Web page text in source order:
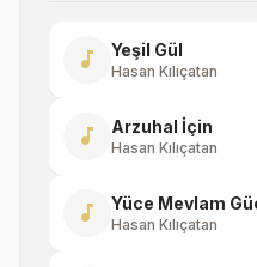
music_note Yeşil Gül
Hasan Kılıçatan
music_note Arzuhal İçin
Hasan Kılıçatan
music_note Yüce Mevlam
Hasan Kılıçatan